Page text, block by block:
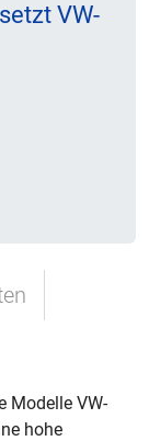
VW-
Modelle VW-
hohe